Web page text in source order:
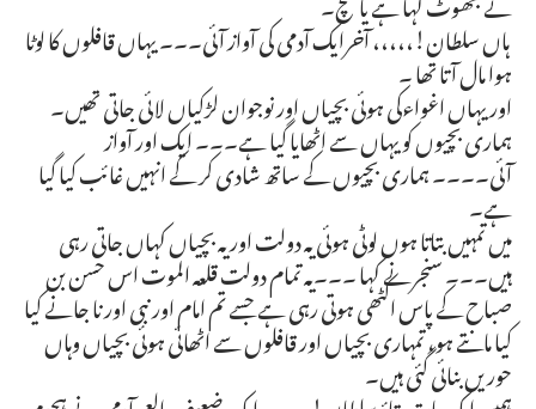
ہاں سلطان!،،،،، آخرایک آدمی کی آواز آئی۔۔۔ یہاں قافلوں کا لوٹا
ہوا مال آتا تھا ۔
اور یہاں اغواءکی ہوئی بچیاں اور نوجوان لڑکیاں لائی جاتی تھیں۔
ہماری بچیوں کو یہاں سے اٹھایا گیا ہے۔۔۔ ایک اور آواز
آئی۔۔۔۔ ہماری بچیوں کے ساتھ شادی کر کے انہیں غائب کیا گیا
ہے۔
میں تمہیں بتاتا ہوں لوٹی ہوئی یہ دولت اور یہ بچیاں کہاں جاتی رہی
ہیں۔۔۔ سنجرنے کہا ۔۔۔یہ تمام دولت قلعہ الموت اس حسن بن
صباح کے پاس اکٹھی ہوتی رہی ہے جسے تم امام اور نبی اور نا جانے کیا
کیا مانتے ہو، تمہاری بچیاں اور قافلوں سے اٹھائی ہوئی بچیاں وہاں
حوریں بنائی گئی ہیں۔